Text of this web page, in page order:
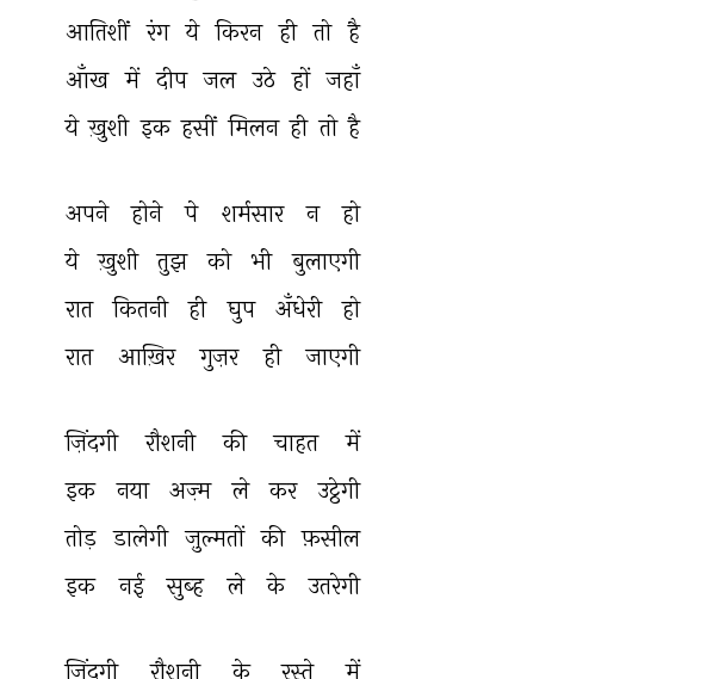
आतिशीं रंग ये किरन ही तो है
आँख में दीप जल उठे हों जहाँ
ये ख़ुशी इक हसीं मिलन ही तो है
अपने होने पे शर्मसार न
हो
ये
ख़ुशी तुझ को भी
बुलाएगी
रात
कितनी ही घुप अँधेरी
हो
रात
आख़िर गुज़र ही जाएगी
ज़िंदगी रौशनी की चाहत
में
इक
नया अज़्म ले कर
उट्ठेगी
तोड़ डालेगी ज़ुल्मतों की फ़सील
इक
नई सुब्ह ले के उतरेगी
ज़िंदगी रौशनी के रस्ते
में